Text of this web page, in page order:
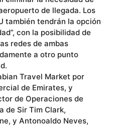
de llegada. Los
también tendrán la opción
con la posibilidad de
redes de ambas
a otro punto
Travel Market por
de Emirates, y
de Operaciones de
de Sir Tim Clark,
y Antonoaldo Neves,